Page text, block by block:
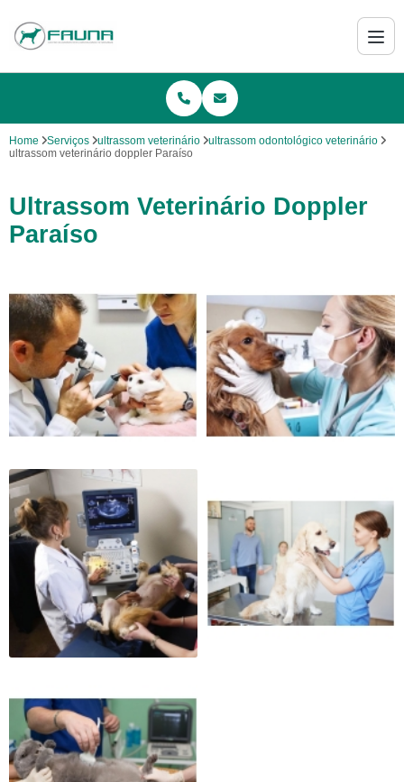
Home Serviços ultrassom veterinário
ultrassom odontológico veterinário
ultrassom veterinário doppler Paraíso
Ultrassom Veterinário Doppler
Paraíso